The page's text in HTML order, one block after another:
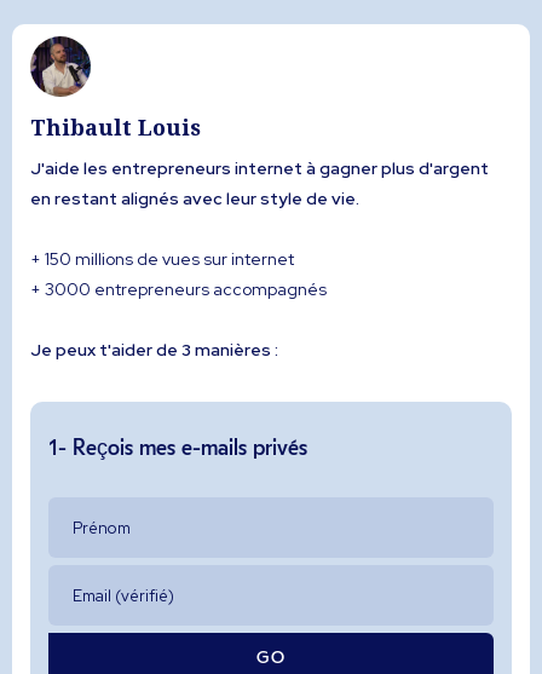
Thibault Louis
J'aide les entrepreneurs internet à gagner plus d'argent
en restant alignés avec leur style de vie.
+ 150 millions de vues sur internet
+ 3000 entrepreneurs accompagnés
Je peux t'aider de 3 manières :
1- Reçois mes e-mails privés